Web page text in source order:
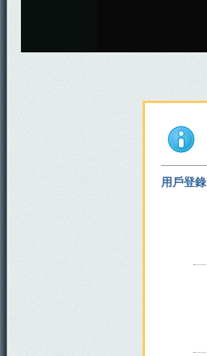
用戶登錄